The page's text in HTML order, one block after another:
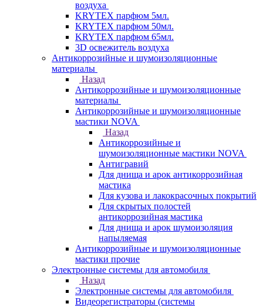
воздуха
KRYTEX парфюм 5мл.
KRYTEX парфюм 50мл.
KRYTEX парфюм 65мл.
3D освежитель воздуха
Антикоррозийные и шумоизоляционные
материалы
Назад
Антикоррозийные и шумоизоляционные
материалы
Антикоррозийные и шумоизоляционные
мастики NOVA
Назад
Антикоррозийные и
шумоизоляционные мастики NOVA
Антигравий
Для днища и арок антикоррозийная
мастика
Для кузова и лакокрасочных покрытий
Для скрытых полостей
антикоррозийная мастика
Для днища и арок шумоизоляция
напыляемая
Антикоррозийные и шумоизоляционные
мастики прочие
Электронные системы для автомобиля
Назад
Электронные системы для автомобиля
Видеорегистраторы (системы